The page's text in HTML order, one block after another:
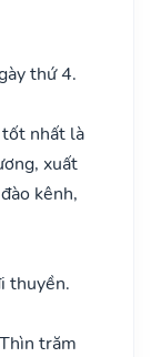
thứ 4.
nhất là
xuất
kênh,
thuyền.
trăm